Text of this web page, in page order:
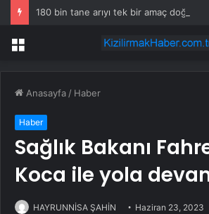
180 bin tane arıyı tek bir amaç doğaya
Menü
Anasayfa / Haber
Haber
Sağlık Bakanı
Koca ile yola
HAYRUNNİSA ŞAHİN Haziran 23, 2023